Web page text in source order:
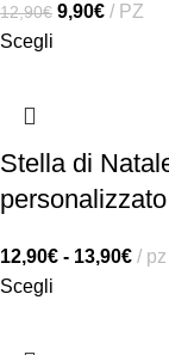
12,90€ 9,90€
PZ
Scegli
Stella di
12,90€ - 13,90€
pz
Scegli